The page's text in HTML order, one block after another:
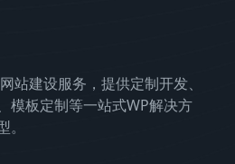
站建设服务，提供定制开发、
模板定制等一站式WP解决方